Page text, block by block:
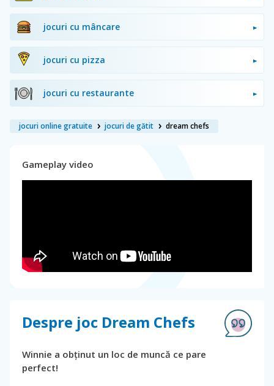
jocuri cu mâncare
jocuri cu pizza
jocuri cu restaurante
jocuri online gratuite jocuri de gătit dream chefs
Gameplay video
Despre joc Dream Chefs
Winnie a obținut un loc de muncă ce pare
perfect!